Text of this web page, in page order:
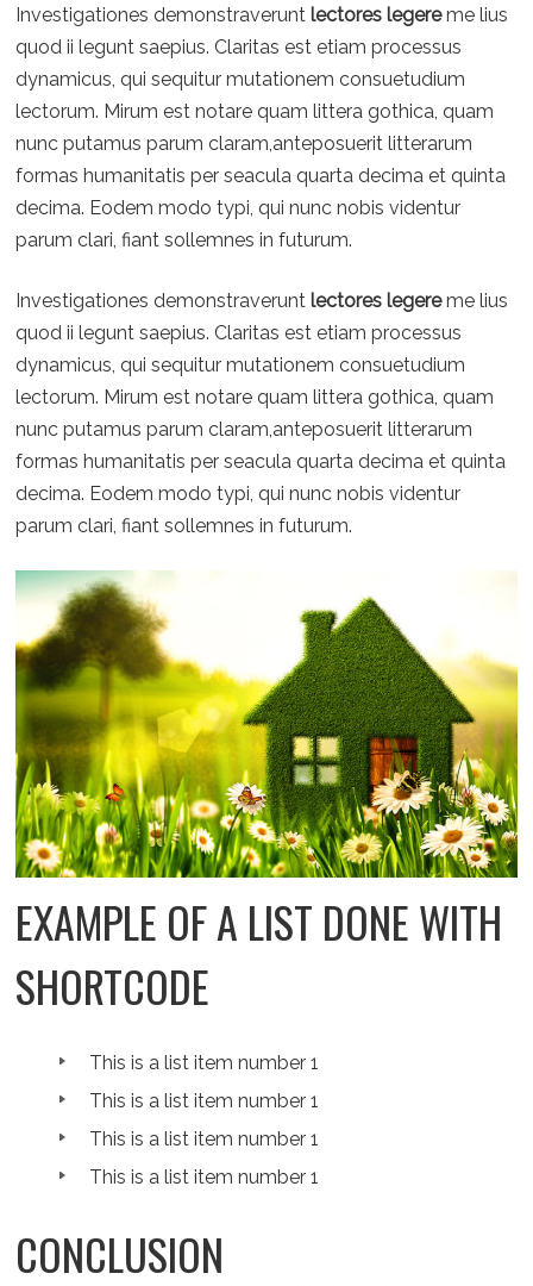
Investigationes demonstraverunt lectores legereme lius
quod ii legunt saepius. Claritas est etiam processus
dynamicus, qui sequitur mutationem consuetudium
lectorum. Mirum est notare quam littera gothica, quam
nunc putamus parum claram,anteposuerit litterarum
formas humanitatis per seacula quarta decima et quinta
decima. Eodem modo typi, qui nunc nobis videntur
parum clari, fiant sollemnes in futurum.
Investigationes demonstraverunt lectores legereme lius
quod ii legunt saepius. Claritas est etiam processus
dynamicus, qui sequitur mutationem consuetudium
lectorum. Mirum est notare quam littera gothica, quam
nunc putamus parum claram,anteposuerit litterarum
formas humanitatis per seacula quarta decima et quinta
decima. Eodem modo typi, qui nunc nobis videntur
parum clari, fiant sollemnes in futurum.
EXAMPLE OF A LIST DONE WITH
SHORTCODE
This is a list item number 1
This is a list item number 1
This is a list item number 1
This is a list item number 1
CONCLUSION